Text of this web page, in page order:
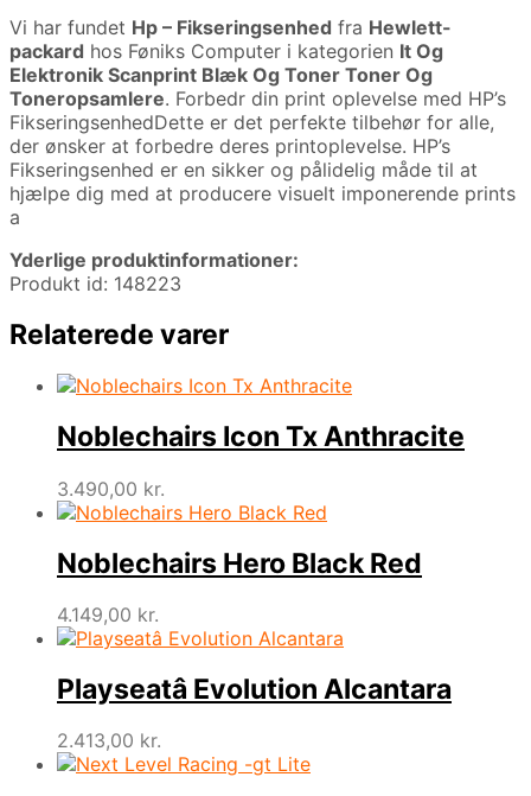
Vi har fundet Hp – Fikseringsenhed fra Hewlett-
packard hos Føniks Computer i kategorien It Og
Elektronik Scanprint Blæk Og Toner Toner Og
Toneropsamlere. Forbedr din print oplevelse med HP’s
FikseringsenhedDette er det perfekte tilbehør for alle,
der ønsker at forbedre deres printoplevelse. HP’s
Fikseringsenhed er en sikker og pålidelig måde til at
hjælpe dig med at producere visuelt imponerende prints
a
Yderlige produktinformationer:
Produkt id: 148223
Relaterede varer
Noblechairs Icon Tx Anthracite
3.490,00 kr.
Noblechairs Hero Black Red
4.149,00 kr.
Playseatâ Evolution Alcantara
2.413,00 kr.